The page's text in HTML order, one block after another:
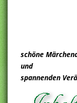
schöne
und
spannenden